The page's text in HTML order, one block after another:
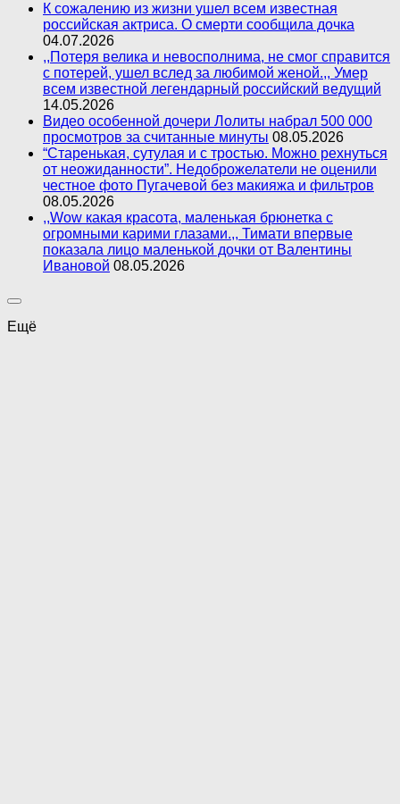
К сожалению из жизни ушел всем известная
российская актриса. О смерти сообщила дочка
04.07.2026
,,Потеря велика и невосполнима, не смог справится
с потерей, ушел вслед за любимой женой.,, Умер
всем известной легендарный российский ведущий
14.05.2026
Видео особенной дочери Лолиты набрал 500 000
просмотров за считанные минуты 08.05.2026
“Старенькая, сутулая и с тростью. Можно рехнуться
от неожиданности”. Недоброжелатели не оценили
честное фото Пугачевой без макияжа и фильтров
08.05.2026
,,Wow какая красота, маленькая брюнетка с
огромными карими глазами.,, Тимати впервые
показала лицо маленькой дочки от Валентины
Ивановой 08.05.2026
Ещё